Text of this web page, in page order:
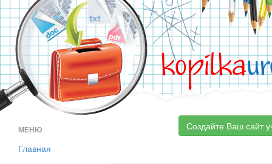
kopilka
МЕНЮ
Главная
Создайте Ваш сайт